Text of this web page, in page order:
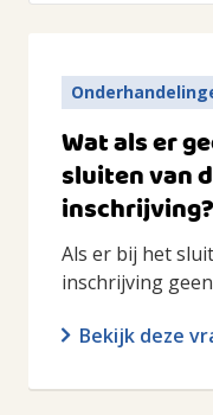
Wat als er
sluiten van
inschrijving?
Als er bij het
inschrijving
Bekijk deze